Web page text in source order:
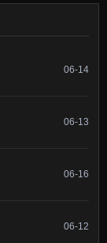
06-14
06-13
06-16
06-12